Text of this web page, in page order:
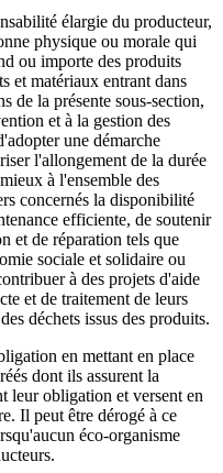
élargie du producteur,
physique ou morale qui
ou importe des produits
et matériaux entrant dans
de la présente sous-section,
et à la gestion des
une démarche
l'allongement de la durée
à l'ensemble des
concernés la disponibilité
efficiente, de soutenir
et de réparation tels que
sociale et solidaire ou
à des projets d'aide
et de traitement de leurs
déchets issus des produits.
en mettant en place
dont ils assurent la
leur obligation et versent en
Il peut être dérogé à ce
éco-organisme